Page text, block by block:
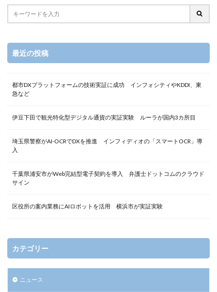
最近の投稿
都市DXプラットフォームの技術実証に成功 インフォシティやKDDI、東
急など
伊豆下田で観光特化型デジタル通貨の実証実験 ルーラが国内3カ所目
埼玉県警察がAI-OCRでDXを推進 インフィディオの「スマートOCR」導
入
千葉県浦安市がWeb完結型電子契約を導入 弁護士ドットコムのクラウド
サイン
区役所の案内業務にAIロボットを活用 横浜市が実証実験
カテゴリー
ニュース